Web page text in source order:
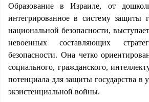
Образование в Израиле, от
интегрированное в систему защиты
национальной безопасности,
невоенных составляющих
безопасности. Она четко
социального, гражданского,
потенциала для защиты государства в
экзистенциальной войны.